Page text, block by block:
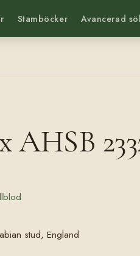
Stamböcker Avancerad
AHSB
stud, England